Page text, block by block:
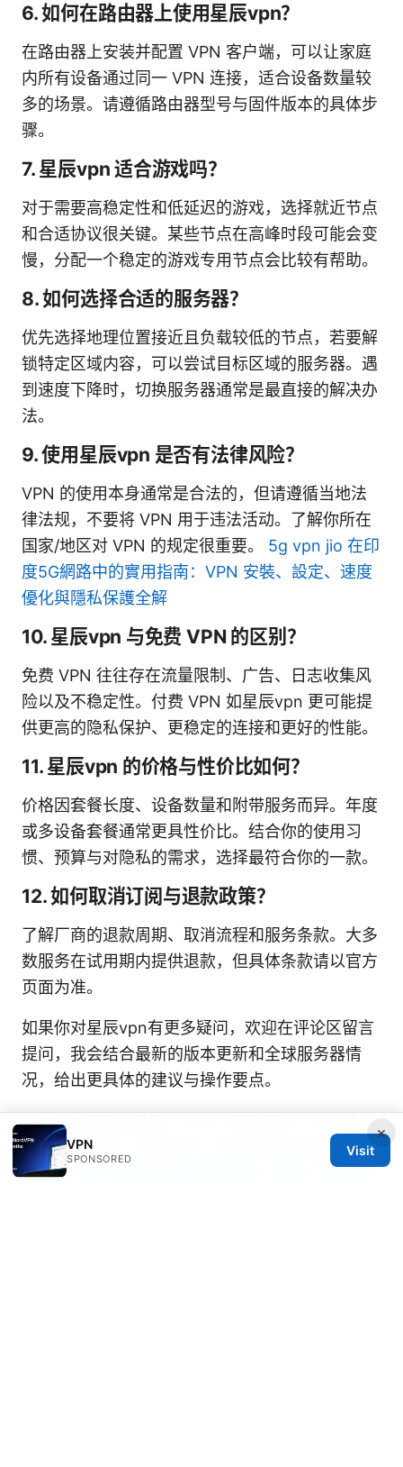
6. 如何在路由器上使用星辰vpn？
在路由器上安装并配置 VPN 客户端，可以让家庭
内所有设备通过同一 VPN 连接，适合设备数量较
多的场景。请遵循路由器型号与固件版本的具体步
骤。
7. 星辰vpn 适合游戏吗？
对于需要高稳定性和低延迟的游戏，选择就近节点
和合适协议很关键。某些节点在高峰时段可能会变
慢，分配一个稳定的游戏专用节点会比较有帮助。
8. 如何选择合适的服务器？
优先选择地理位置接近且负载较低的节点，若要解
锁特定区域内容，可以尝试目标区域的服务器。遇
到速度下降时，切换服务器通常是最直接的解决办
法。
9. 使用星辰vpn 是否有法律风险？
VPN 的使用本身通常是合法的，但请遵循当地法
律法规，不要将 VPN 用于违法活动。了解你所在
国家/地区对 VPN 的规定很重要。 5g vpn jio 在印
度5G網路中的實用指南：VPN 安裝、設定、速度
優化與隱私保護全解
10. 星辰vpn 与免费 VPN 的区别？
免费 VPN 往往存在流量限制、广告、日志收集风
险以及不稳定性。付费 VPN 如星辰vpn 更可能提
供更高的隐私保护、更稳定的连接和更好的性能。
11. 星辰vpn 的价格与性价比如何？
价格因套餐长度、设备数量和附带服务而异。年度
或多设备套餐通常更具性价比。结合你的使用习
惯、预算与对隐私的需求，选择最符合你的一款。
12. 如何取消订阅与退款政策？
了解厂商的退款周期、取消流程和服务条款。大多
数服务在试用期内提供退款，但具体条款请以官方
页面为准。
如果你对星辰vpn有更多疑问，欢迎在评论区留言
提问，我会结合最新的版本更新和全球服务器情
况，给出更具体的建议与操作要点。
Vpnask 使用全攻略：VPN、隐私保护、节点选
择、速度优化、价格对比、可用性与安全性评测
七星 云 vpn 全面评测与使用指南：极速、隐私保
×
VPN
SPONSORED
Visit